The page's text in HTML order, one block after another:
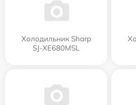
Холодильник Sharp
SJ-XE680MSL